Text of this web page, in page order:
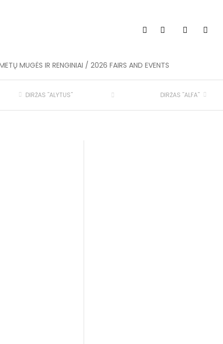
MUGĖS IR RENGINIAI / 2026 FAIRS AND EVENTS
DIRŽAS "ALYTUS" DIRŽAS "ALFA"